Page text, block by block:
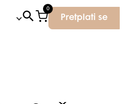
0
Pretplati se